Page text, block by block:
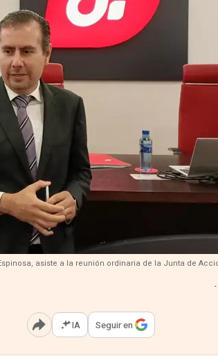
asiste a la reunión ordinaria de la Junta de
-
Abrir opciones para compartir
IA Seguir en